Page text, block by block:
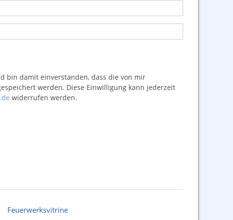
bin damit einverstanden, dass die von mir
werden. Diese Einwilligung kann jederzeit
widerrufen werden.
Feuerwerksvitrine